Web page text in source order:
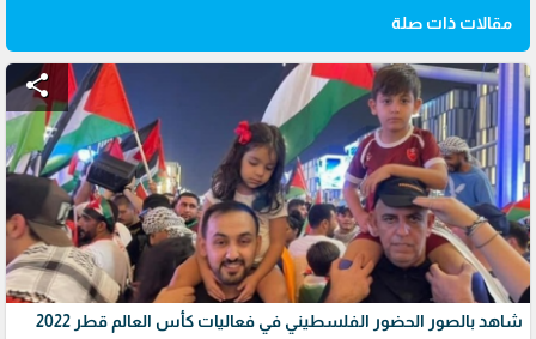
مقالات ذات صلة
share
شاهد بالصور الحضور الفلسطيني في فعاليات كأس العالم قطر 2022